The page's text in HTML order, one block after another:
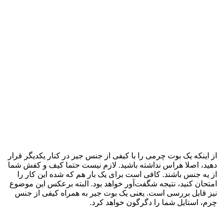
از اینکه یک بوت چرمی را با کیفی از جنس جیر در کنار یکدیگر قرار
دهید، اصلا هراس نداشته باشید. لازم نیست حتما کیف و کفش شما
از یه جنس باشند. کافی است برای یک بار هم که شده این کار را
امتحان کنید، نتیجه شگفت‌آور خواهد بود. البته برعکس این موضوع
نیز قابل بررسی است. یعنی یک بوت جیر به همراه کیفی از جنس
چرم، استایل شما را دگرگون خواهد کرد.